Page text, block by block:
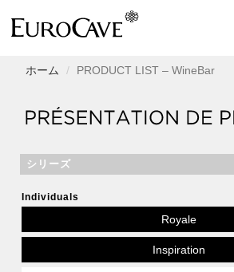
ホーム PRODUCT LIST – WineBar
シリーズ
Individuals
Royale
Inspiration